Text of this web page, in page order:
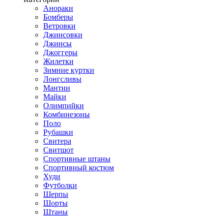
Анораки
Бомберы
Ветровки
Джинсовки
Джинсы
Джоггеры
Жилетки
Зимние куртки
Лонгсливы
Мантии
Майки
Олимпийки
Комбинезоны
Поло
Рубашки
Свитера
Свитшот
Спортивные штаны
Спортивный костюм
Худи
Футболки
Шерпы
Шорты
Штаны